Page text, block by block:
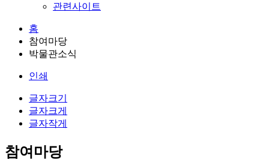
관련사이트
홈
참여마당
박물관소식
인쇄
글자크기
글자크게
글자작게
참여마당